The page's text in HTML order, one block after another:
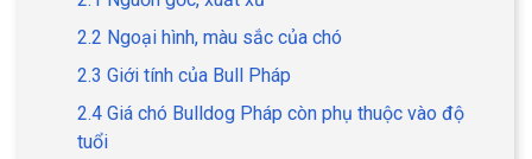
Khách sạn chó mèo Spa chó mèo
Dịch vụ cắt tỉa lông chó
Dịch vụ huấn luyện chó
2.2 Ngoại hình, màu sắc của chó
2.3 Giới tính của Bull Pháp
2.4 Giá chó Bulldog Pháp còn phụ thuộc vào độ
tuổi